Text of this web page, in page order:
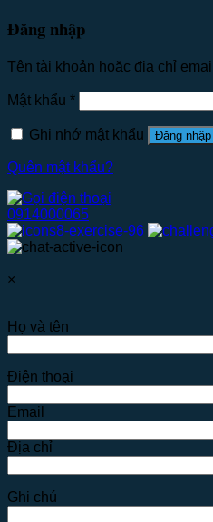
Đăng nhập
Tên tài khoản hoặc địa chỉ email
Mật khẩu *
Ghi nhớ mật khẩu Đăng nhập
Quên mật khẩu?
0914000065
×
Họ và tên
Điện thoại
Email
Địa chỉ
Ghi chú